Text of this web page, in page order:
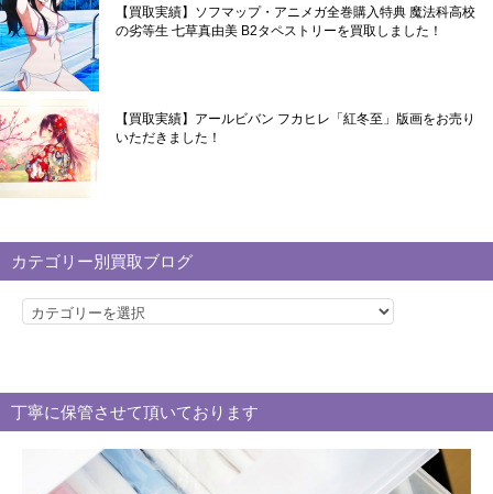
【買取実績】ソフマップ・アニメガ全巻購入特典 魔法科高校
の劣等生 七草真由美 B2タペストリーを買取しました！
【買取実績】アールビバン フカヒレ「紅冬至」版画をお売り
いただきました！
カテゴリー別買取ブログ
カ
ー
丁寧に保管させて頂いております